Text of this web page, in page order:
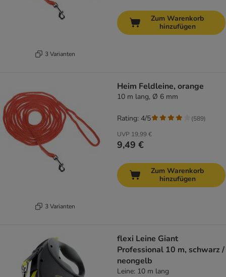
3 Varianten
Zum Warenkorb
hinzufügen
3 Varianten
Heim Feldleine, orange
10 m lang, Ø 6 mm
UVP 19,99 €
9,49 €
Rating: 4/5 (589)
Zum Warenkorb
hinzufügen
flexi Leine Giant
Professional 10 m, schwarz /
neongelb
Leine: 10 m lang